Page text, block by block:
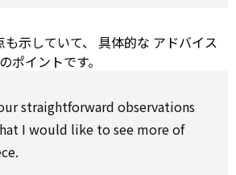
も示していて、 具体的な アドバイス
ポイントです。
straightforward observations
I would like tosee more of